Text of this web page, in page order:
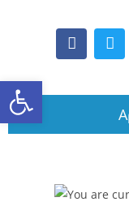
Ανοίξτε